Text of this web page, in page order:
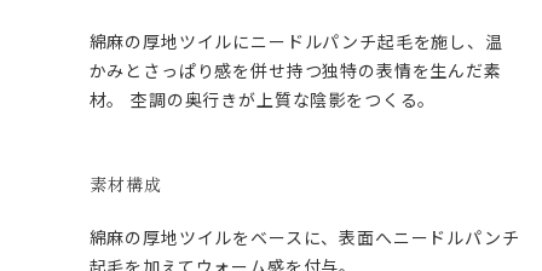
綿麻の厚地ツイルにニードルパンチ起毛を施し、温
かみとさっぱり感を併せ持つ独特の表情を生んだ素
材。 杢調の奥行きが上質な陰影をつくる。
素材構成
綿麻の厚地ツイルをベースに、表面へニードルパンチ